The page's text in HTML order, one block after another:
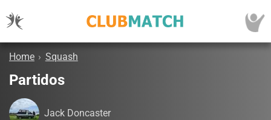
Home › Squash
Partidos
Jack Doncaster